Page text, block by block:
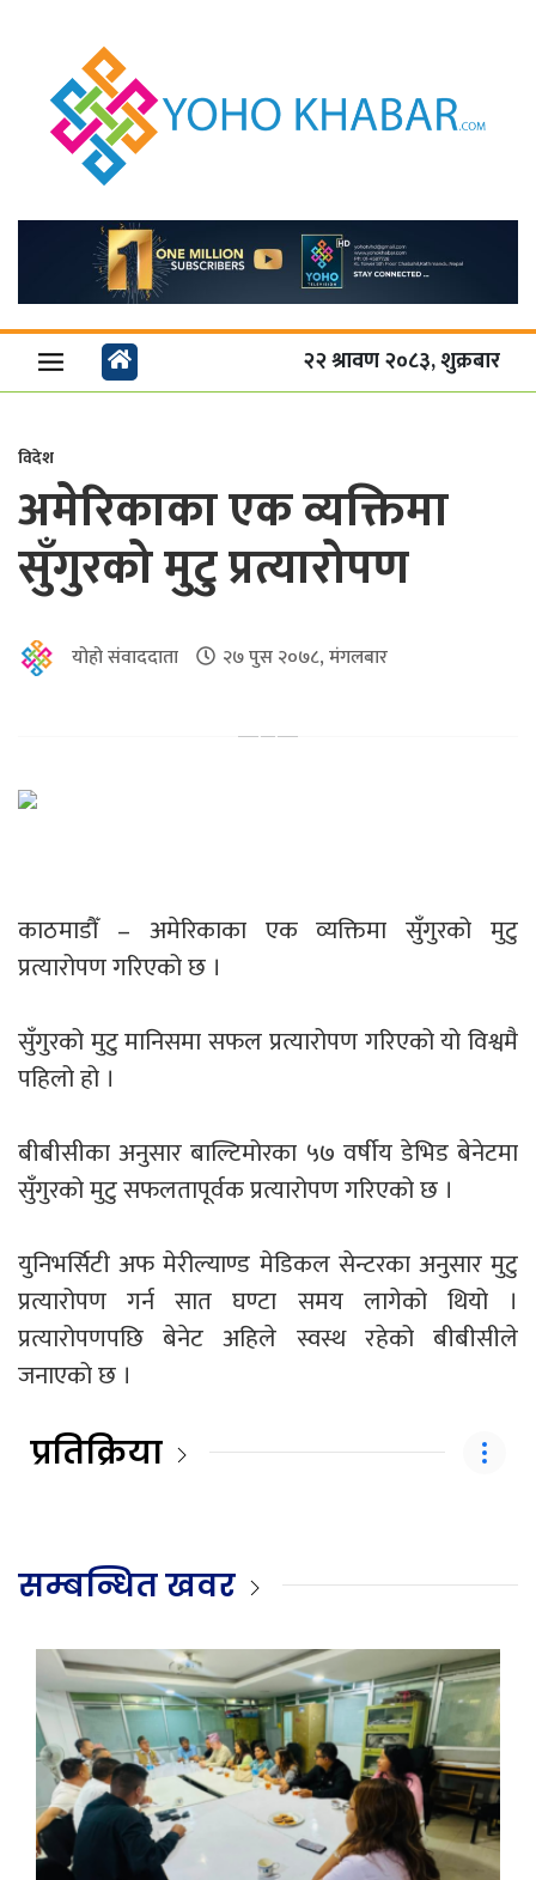
२२ श्रावण २०८३, शुक्रबार
विदेश
अमेरिकाका एक व्यक्तिमा
सुँगुरको मुटु प्रत्यारोपण
योहो संवाददाता २७ पुस २०७८, मंगलबार
काठमाडौँ – अमेरिकाका एक व्यक्तिमा सुँगुरको मुटु
प्रत्यारोपण गरिएको छ ।
सुँगुरको मुटु मानिसमा सफल प्रत्यारोपण गरिएको यो विश्वमै
पहिलो हो ।
बीबीसीका अनुसार बाल्टिमोरका ५७ वर्षीय डेभिड बेनेटमा
सुँगुरको मुटु सफलतापूर्वक प्रत्यारोपण गरिएको छ ।
युनिभर्सिटी अफ मेरील्याण्ड मेडिकल सेन्टरका अनुसार मुटु
प्रत्यारोपण गर्न सात घण्टा समय लागेको थियो ।
प्रत्यारोपणपछि बेनेट अहिले स्वस्थ रहेको बीबीसीले
जनाएको छ ।
प्रतिक्रिया
सम्बन्धित खवर